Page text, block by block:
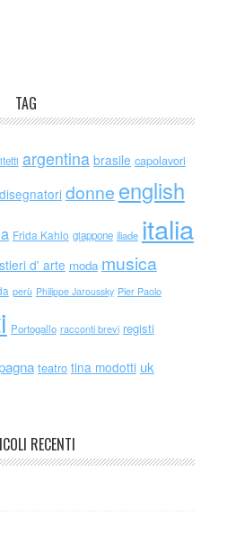
TAG
argentina brasile capolavori
disegnatori donne english
Frida Kahlo giappone iliade italia
d' arte moda musica
perù Philippe Jaroussky Pier Paolo
Portogallo racconti brevi registi
teatro tina modotti uk
RECENTI